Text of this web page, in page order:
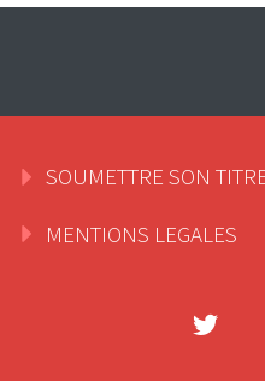
SOUMETTRE SON
MENTIONS LEGALES